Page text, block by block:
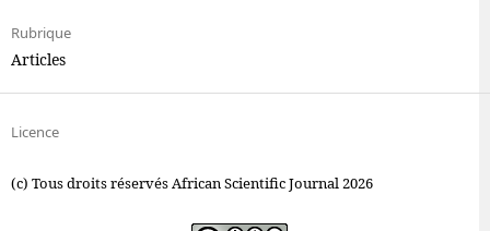
Rubrique
Articles
Licence
(c) Tous droits réservés African Scientific Journal 2026